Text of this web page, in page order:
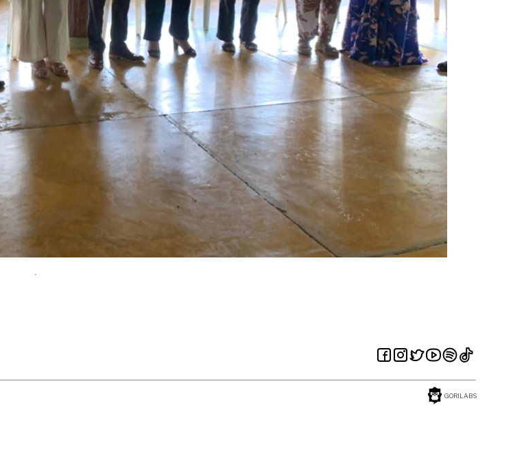
GORILABS